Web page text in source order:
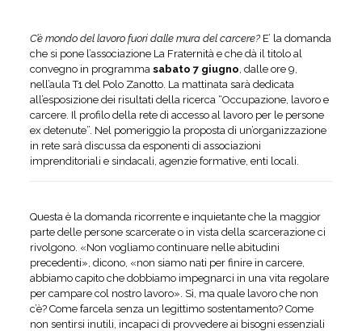
C’è mondo del lavoro fuori dalle mura del carcere?E’ la domanda
che si pone l’associazione La Fraternità e che dà il titolo al
convegno in programma sabato 7 giugno, dalle ore 9,
nell’aula T1 del Polo Zanotto. La mattinata sarà dedicata
all’esposizione dei risultati della ricerca “Occupazione, lavoro e
carcere. Il profilo della rete di accesso al lavoro per le persone
ex detenute”. Nel pomeriggio la proposta di un’organizzazione
in rete sarà discussa da esponenti di associazioni
imprenditoriali e sindacali, agenzie formative, enti locali.
Questa è la domanda ricorrente e inquietante che la maggior
parte delle persone scarcerate o in vista della scarcerazione ci
rivolgono. «Non vogliamo continuare nelle abitudini
precedenti», dicono, «non siamo nati per finire in carcere,
abbiamo capito che dobbiamo impegnarci in una vita regolare
per campare col nostro lavoro». Sì, ma quale lavoro che non
c’è? Come farcela senza un legittimo sostentamento? Come
non sentirsi inutili, incapaci di provvedere ai bisogni essenziali